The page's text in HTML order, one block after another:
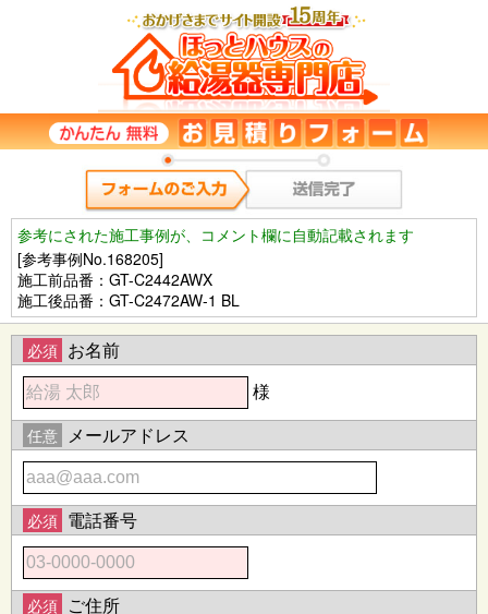
参考にされた施工事例が、コメント欄に自動記載されます
[参考事例No.168205]
施工前品番：GT-C2442AWX
施工後品番：GT-C2472AW-1 BL
必須 お名前
様
任意 メールアドレス
必須 電話番号
必須 ご住所